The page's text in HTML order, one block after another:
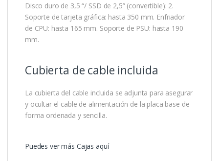
Disco duro de 3,5 “/ SSD de 2,5” (convertible): 2.
Soporte de tarjeta gráfica: hasta 350 mm. Enfriador
de CPU: hasta 165 mm. Soporte de PSU: hasta 190
mm.
Cubierta de cable incluida
La cubierta del cable incluida se adjunta para asegurar
y ocultar el cable de alimentación de la placa base de
forma ordenada y sencilla.
Puedes ver más Cajas aquí